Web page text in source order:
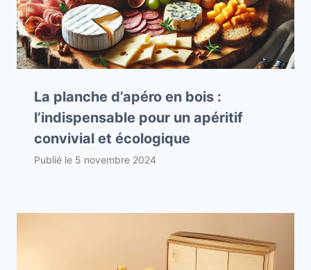
La planche d’apéro en bois :
l’indispensable pour un apéritif
convivial et écologique
Publié le 5 novembre 2024